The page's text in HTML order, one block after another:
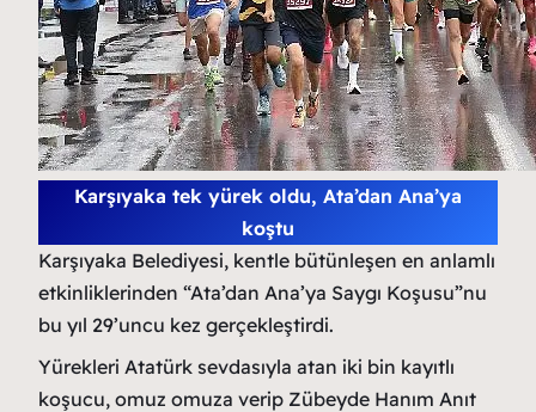
Karşıyaka tek yürek oldu, Ata’dan Ana’ya
koştu
Karşıyaka Belediyesi, kentle bütünleşen en anlamlı
etkinliklerinden “Ata’dan Ana’ya Saygı Koşusu”nu
bu yıl 29’uncu kez gerçekleştirdi.
Yürekleri Atatürk sevdasıyla atan iki bin kayıtlı
koşucu, omuz omuza verip Zübeyde Hanım Anıt